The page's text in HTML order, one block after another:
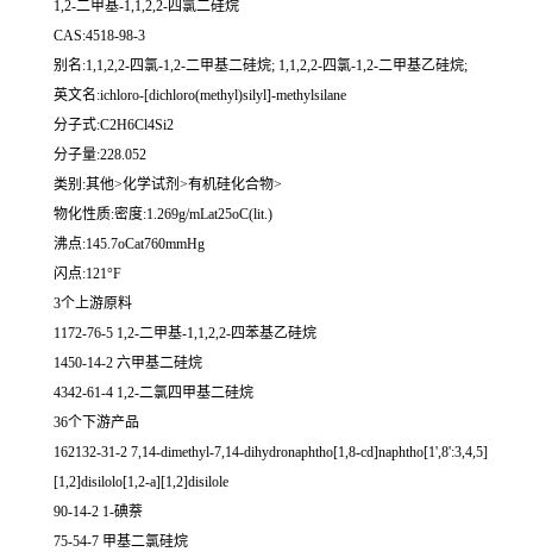
1,2-二甲基-1,1,2,2-四氯二硅烷
CAS:4518-98-3
别名:1,1,2,2-四氯-1,2-二甲基二硅烷; 1,1,2,2-四氯-1,2-二甲基乙硅烷;
英文名:ichloro-[dichloro(methyl)silyl]-methylsilane
分子式:C2H6Cl4Si2
分子量:228.052
类别:其他>化学试剂>有机硅化合物>
物化性质:密度:1.269g/mLat25oC(lit.)
沸点:145.7oCat760mmHg
闪点:121°F
3个上游原料
1172-76-5 1,2-二甲基-1,1,2,2-四苯基乙硅烷
1450-14-2 六甲基二硅烷
4342-61-4 1,2-二氯四甲基二硅烷
36个下游产品
162132-31-2 7,14-dimethyl-7,14-dihydronaphtho[1,8-cd]naphtho[1',8':3,4,5]
[1,2]disilolo[1,2-a][1,2]disilole
90-14-2 1-碘萘
75-54-7 甲基二氯硅烷